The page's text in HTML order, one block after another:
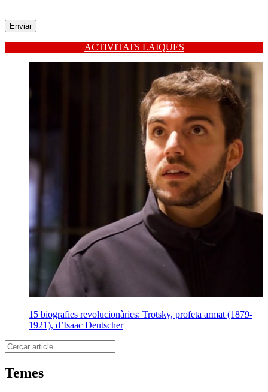
ACTIVITATS LAIQUES
15 biografies revolucionàries: Trotsky, profeta armat (1879-
1921), d’Isaac Deutscher
Cerca
Temes